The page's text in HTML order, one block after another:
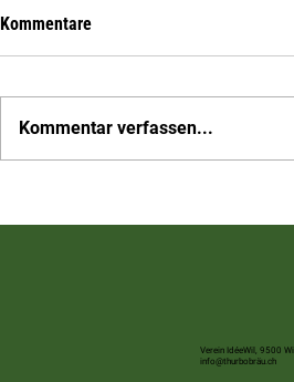
Kommentare
Kommentar verfassen...
Verein IdéeWil, 9500 Wil
info@thurbobräu.ch